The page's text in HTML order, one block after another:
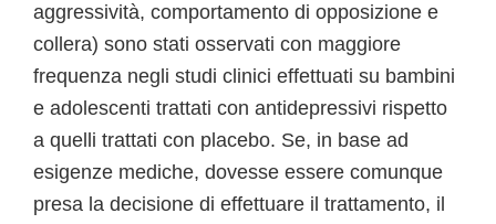
aggressività, comportamento di opposizione e
collera) sono stati osservati con maggiore
frequenza negli studi clinici effettuati su bambini
e adolescenti trattati con antidepressivi rispetto
a quelli trattati con placebo. Se, in base ad
esigenze mediche, dovesse essere comunque
presa la decisione di effettuare il trattamento, il